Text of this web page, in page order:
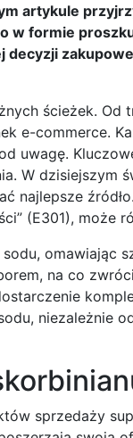
artykule
w formie
ścieżek.
e-commerce.
uwagę.
W dzisiejszym
najlepsze
(E301), może
omawiając
na co
niezależnie
sprzedaży